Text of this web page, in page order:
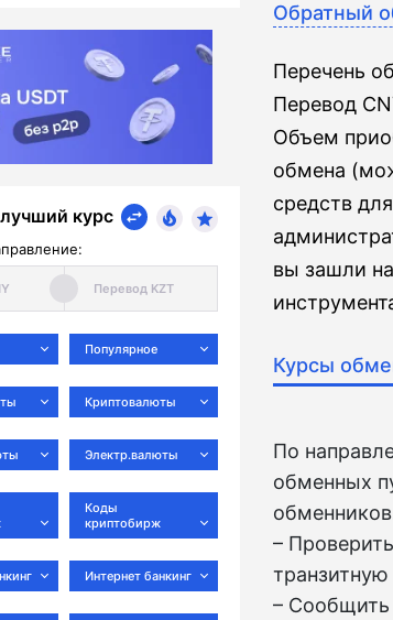
курс
Популярное
Криптовалюты
Электр.валюты
Коды
криптобирж
Интернет банкинг
Обратный
Перечень
Перевод
Объем
обмена
средств
вы зашли
Курсы
По
обменных
–
– Сообщить